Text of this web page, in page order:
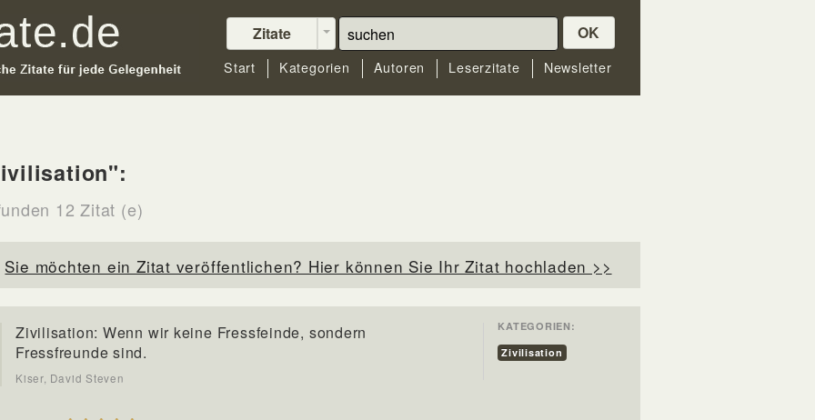
Zitate OK
Start Kategorien Autoren Leserzitate Newsletter
12 Zitat (e)
Sie möchten ein Zitat veröffentlichen? Hier können Sie Ihr Zitat hochladen >>
Zivilisation: Wenn wir keine Fressfeinde, sondern
Fressfreunde sind.
Kiser, David Steven
KATEGORIEN:
Zivilisation